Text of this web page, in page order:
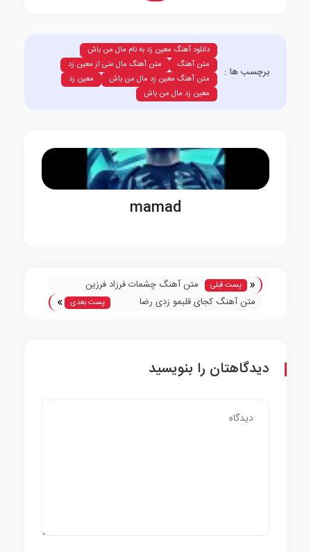
برچسب ها :
دانلود آهنگ معین زد به نام مال من باش
متن آهنگ
متن آهنگ مال منی از معین زد
متن آهنگ معین زد مال من باش
معین زد
معین زد مال من باش
mamad
« پست قبلی
متن آهنگ چشمات فرزاد فرزین
متن آهنگ کجای قلبمو زدی رضا
پست بعدی »
دیدگاهتان را بنویسید